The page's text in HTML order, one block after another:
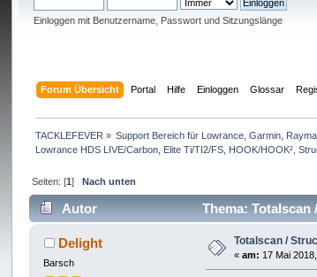
Einloggen mit Benutzername, Passwort und Sitzungslänge
Forum Übersicht Portal Hilfe Einloggen Glossar
TACKLEFEVER » Support Bereich für Lowrance, Garmin,
Lowrance HDS LIVE/Carbon, Elite Ti/TI2/FS, HOOK/HOOK²,
Seiten: [1] Nach unten
Autor Thema: Totalscan
Delight
Barsch
Totalscan /
«am: 17 Mai